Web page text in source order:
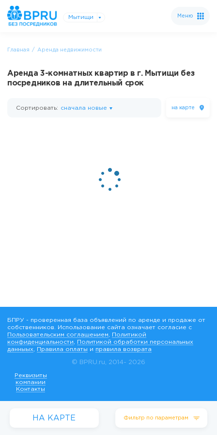
Мытищи Меню
Главная Аренда недвижимости
Аренда 3-комнатных квартир в г. Мытищи без
посредников на длительный срок
НА КАРТЕ Фильтр по параметрам
Сортировать: сначала новые на карте
Реквизиты
компании
Контакты
© BPRU.ru, 2014- 2026
БПРУ - проверенная база объявлений по аренде и продаже от
собственников. Использование сайта означает согласие с
Пользовательским соглашением
Политикой
конфиденциальности
Политикой обработки персональных
данныых
Правила оплаты и правила возврата